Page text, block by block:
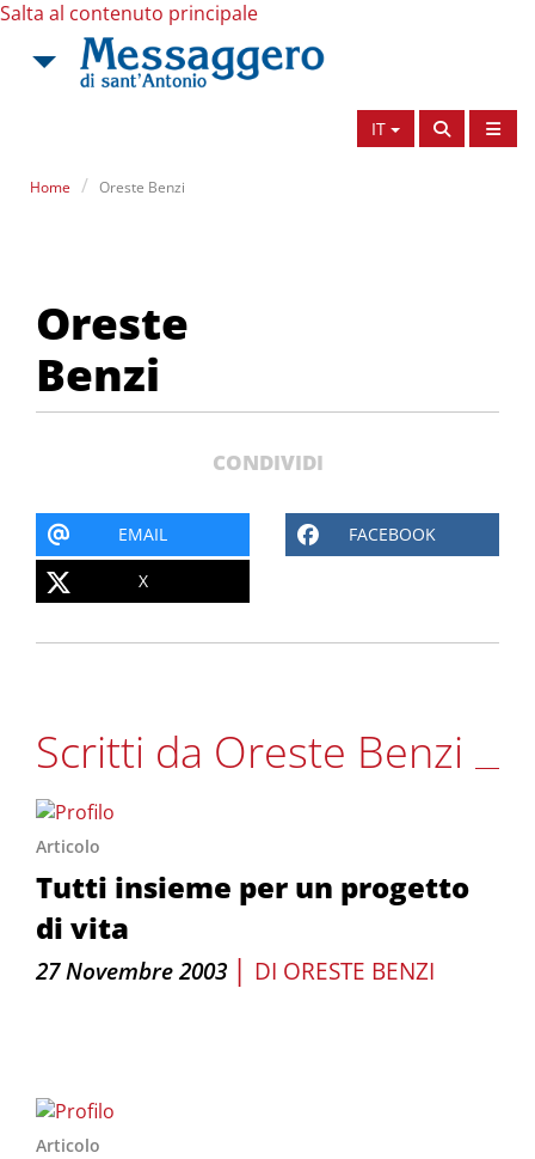
Salta al contenuto principale
IT
Home Oreste Benzi
Oreste
Benzi
CONDIVIDI
EMAIL FACEBOOK
X
Scritti da Oreste Benzi
Articolo
Tutti insieme per un progetto
di vita
27 Novembre 2003 | DI ORESTE BENZI
Articolo